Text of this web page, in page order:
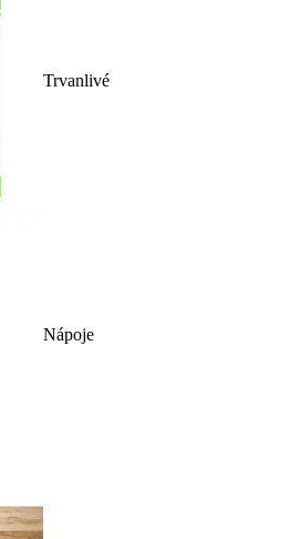
Trvanlivé
Nápoje